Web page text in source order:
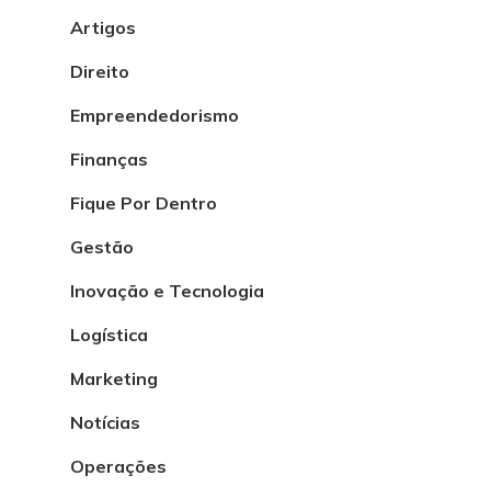
Artigos
Direito
Empreendedorismo
Finanças
Fique Por Dentro
Gestão
Inovação e Tecnologia
Logística
Marketing
Notícias
Operações